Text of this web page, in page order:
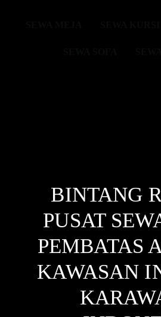
BINTANG
PUSAT
PEMBATAS
KAWASAN